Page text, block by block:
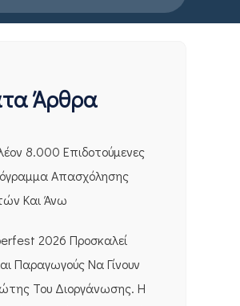
Άρθρα
8.000 Επιδοτούμενες
Απασχόλησης
Και Άνω
2026 Προσκαλεί
Παραγωγούς Να Γίνουν
Του Διοργάνωσης. Η